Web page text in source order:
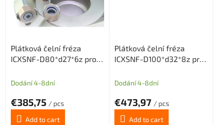
Plátková čelní fréza
ICXSNF-D80*d27*6z pro
SNMX1205
Dodání 4-8dní
€385,75 / pcs
Add to cart
Plátková čelní fréza
ICXSNF-D100*d32*8z pro
SNMX1205
Dodání 4-8dní
€473,97 / pcs
Add to cart